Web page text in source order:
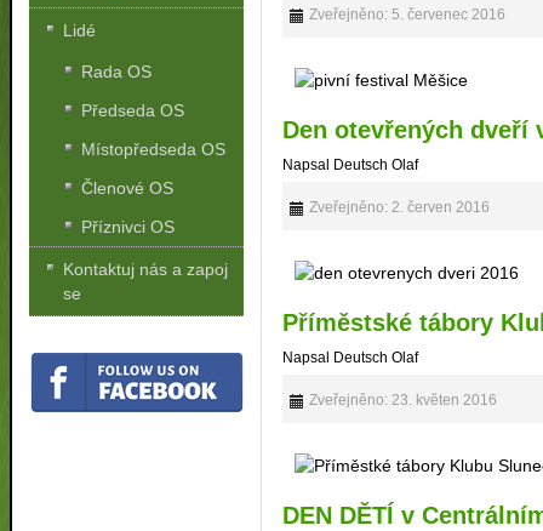
Zveřejněno: 5. červenec 2016
Den otevřených dveří
Napsal Deutsch Olaf
Zveřejněno: 2. červen 2016
Příměstské tábory
Napsal Deutsch Olaf
Zveřejněno: 23. květen 2016
DEN DĚTÍ v
Lidé
Rada OS
Předseda OS
Místopředseda OS
Členové OS
Příznivci OS
Kontaktuj nás a zapoj
se